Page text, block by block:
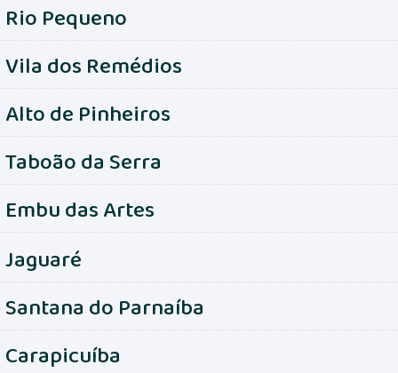
Rio Pequeno
Vila dos Remédios
Alto de Pinheiros
Taboão da Serra
Embu das Artes
Jaguaré
Santana do Parnaíba
Carapicuíba